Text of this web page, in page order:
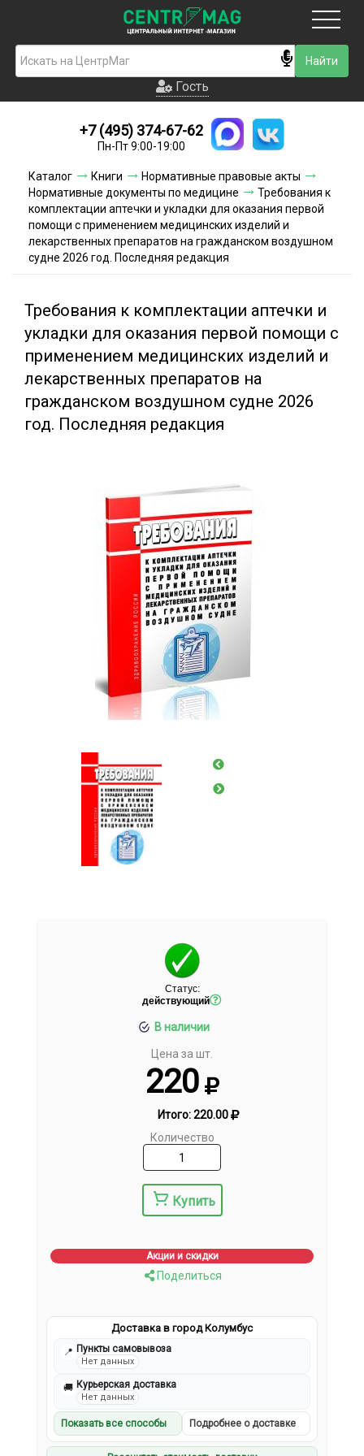
Гость
Новинки
Условия доставки
Условия оплаты
Контакты
Гость
+7 (495) 374-67-62
Пн-Пт 9:00-19:00
Каталог Книги
Нормативные правовые акты
Нормативные документы по медицине
Требования к
комплектации аптечки и укладки для оказания первой
помощи с применением медицинских изделий и
лекарственных препаратов на гражданском воздушном
судне 2026 год. Последняя редакция
Требования к комплектации аптечки и
укладки для оказания первой помощи с
применением медицинских изделий и
лекарственных препаратов на
гражданском воздушном судне 2026
год. Последняя редакция
Статус:
действующий
В наличии
Цена за шт.
220
Итого:220.00
Количество
Купить
Акции и скидки
Поделиться
Доставка в город Колумбус
📍 Пункты самовывоза
Нет данных
🚚 Курьерская доставка
Нет данных
Показать все способы Подробнее о доставке